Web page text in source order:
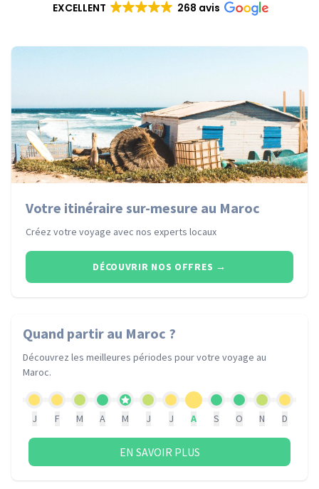
EXCELLENT 268 avis
Votre itinéraire sur-mesure au Maroc
Créez votre voyage avec nos experts locaux
DÉCOUVRIR NOS OFFRES →
Quand partir au Maroc ?
Découvrez les meilleures périodes pour votre voyage au
Maroc.
J F M A M J J A S O N D
EN SAVOIR PLUS